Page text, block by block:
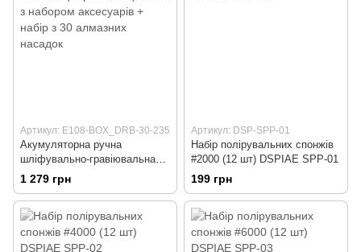
Артикул: E108-BOX_DRB-30-235
Акумуляторна ручна
шліфувально-гравіювальна
машина (бормашина) E-108 з
набором аксесуарів + набір з
30 алмазних насадок
1 279 грн
Артикул: DSP-SPP-01
Набір полірувальних спонжів
#2000 (12 шт) DSPIAE SPP-01
199 грн